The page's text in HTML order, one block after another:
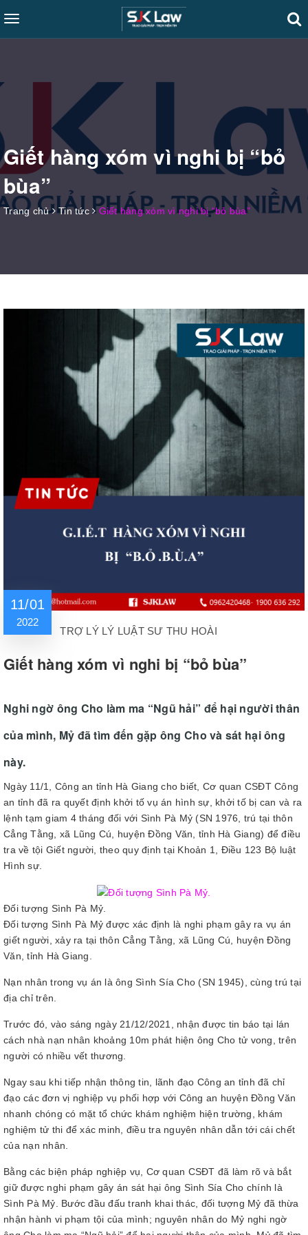
Toggle
navigation
Giết hàng xóm vì nghi bị “bỏ
bùa”
Trang chủ Tin tức Giết hàng xóm vì nghi bị “bỏ bùa”
11/01
2022
TRỢ LÝ LÝ LUẬT SƯ THU HOÀI
Giết hàng xóm vì nghi bị “bỏ bùa”
Nghi ngờ ông Cho làm ma “Ngũ hải” để hại người thân
của mình, Mỷ đã tìm đến gặp ông Cho và sát hại ông
này.
Ngày 11/1, Công an tỉnh Hà Giang cho biết, Cơ quan CSĐT Công
an tỉnh đã ra quyết định khởi tố vụ án hình sự, khởi tố bị can và ra
lệnh tạm giam 4 tháng đối với Sình Pà Mỷ (SN 1976, trú tại thôn
Cẳng Tằng, xã Lũng Cú, huyện Đồng Văn, tỉnh Hà Giang) để điều
tra về tội Giết người, theo quy định tại Khoản 1, Điều 123 Bộ luật
Hình sự.
Đối tượng Sình Pà Mỷ.
Đối tượng Sình Pà Mỷ được xác định là nghi phạm gây ra vụ án
giết người, xảy ra tại thôn Cẳng Tằng, xã Lũng Cú, huyện Đồng
Văn, tỉnh Hà Giang.
Nạn nhân trong vụ án là ông Sình Sía Cho (SN 1945), cùng trú tại
địa chỉ trên.
Trước đó, vào sáng ngày 21/12/2021, nhận được tin báo tại lán
cách nhà nạn nhân khoảng 10m phát hiện ông Cho tử vong, trên
người có nhiều vết thương.
Ngay sau khi tiếp nhận thông tin, lãnh đạo Công an tỉnh đã chỉ
đạo các đơn vị nghiệp vụ phối hợp với Công an huyện Đồng Văn
nhanh chóng có mặt tổ chức khám nghiệm hiện trường, khám
nghiệm tử thi để xác minh, điều tra nguyên nhân dẫn tới cái chết
của nạn nhân.
Bằng các biện pháp nghiệp vụ, Cơ quan CSĐT đã làm rõ và bắt
giữ được nghi phạm gây án sát hại ông Sình Sía Cho chính là
Sình Pà Mỷ. Bước đầu đấu tranh khai thác, đối tượng Mỷ đã thừa
nhận hành vi phạm tội của mình; nguyên nhân do Mỷ nghi ngờ